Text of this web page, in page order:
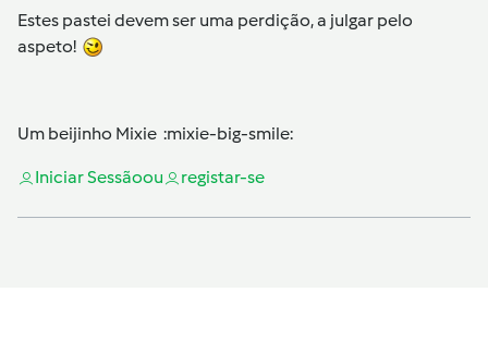
Estes pastei devem ser uma perdição, a julgar pelo
aspeto!
Um beijinho Mixie :mixie-big-smile:
Iniciar Sessãoou registar-se